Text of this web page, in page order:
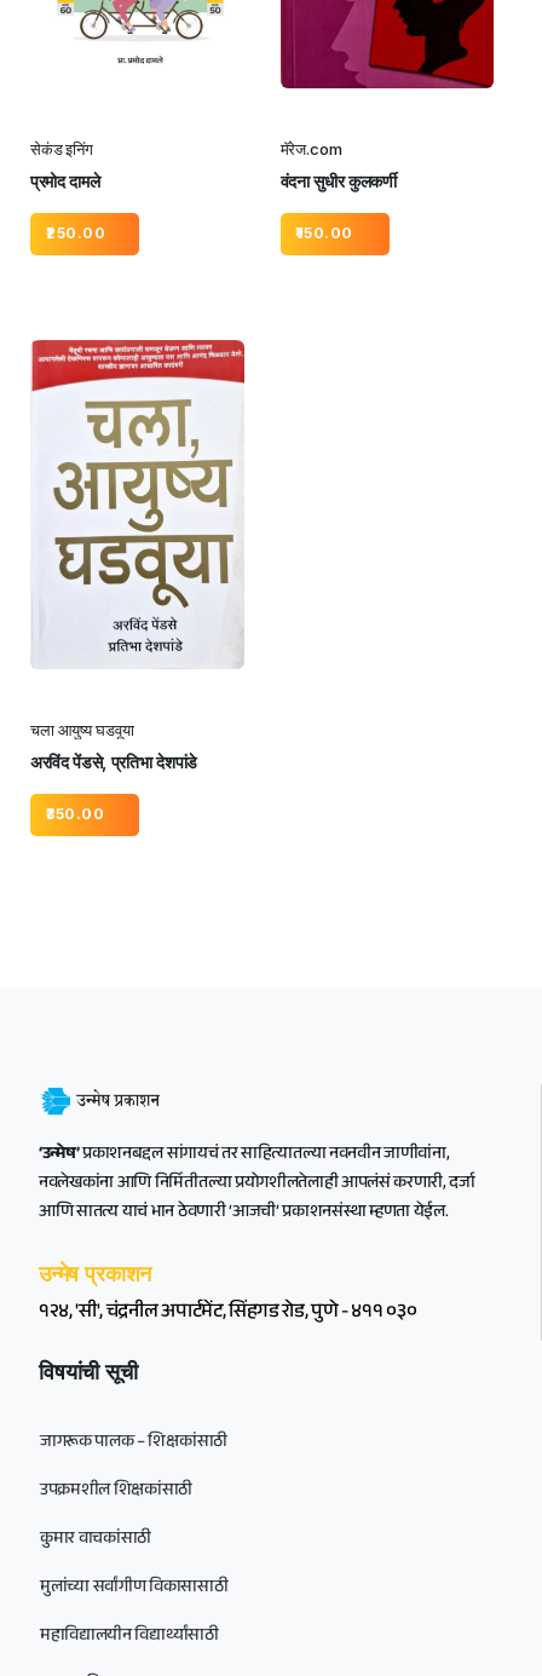
सेकंड इनिंग
प्रमोद दामले
250.00
मॅरेज.com
वंदना सुधीर कुलकर्णी
150.00
चला आयुष्य घडवूया
अरविंद पेंडसे, प्रतिभा देशपांडे
350.00
‘उन्मेष’प्रकाशनबद्दल सांगायचं तर साहित्यातल्या नवनवीन जाणीवांना,
नवलेखकांना आणि निर्मितीतल्या प्रयोगशीलतेलाही आपलंसं करणारी, दर्जा
आणि सातत्य याचं भान ठेवणारी ‘आजची’ प्रकाशनसंस्था म्हणता येईल.
उन्मेष प्रकाशन
१२४, 'सी', चंद्रनील अपार्टमेंट, सिंहगड रोड, पुणे - ४११ ०३०
विषयांची सूची
जागरूक पालक – शिक्षकांसाठी
उपक्रमशील शिक्षकांसाठी
कुमार वाचकांसाठी
मुलांच्या सर्वांगीण विकासासाठी
महाविद्यालयीन विद्यार्थ्यांसाठी